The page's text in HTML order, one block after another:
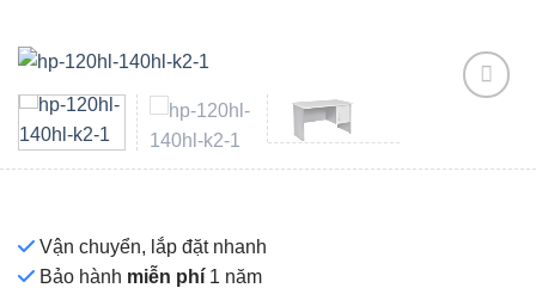
Vận chuyển, lắp đặt nhanh
Bảo hành miễn phí 1 năm